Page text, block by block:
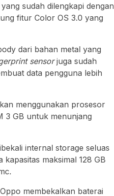
sudah dilengkapi dengan
fitur Color OS 3.0 yang
dari bahan metal yang
sensorjuga sudah
data pengguna lebih
menggunakan prosesor
3 GB untuk menunjang
internal storage seluas
maksimal 128 GB
membekalkan baterai